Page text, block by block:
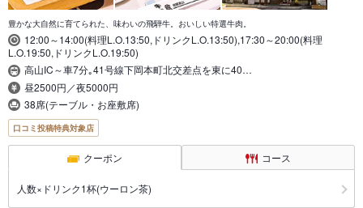
豊かな大自然に育てられた、味わいの飛騨牛。おいしい特選牛肉。
12:00～14:00(料理L.O.13:50,ドリンクL.O.13:50),17:30～20:00(料理
L.O.19:50,ドリンクL.O.19:50)
高山IC～車7分｡41号線下岡本町北交差点を東に40…
昼2500円／夜5000円
38席(テーブル・お座敷席)
口コミ投稿特典対象店
クーポン コース
人数×ドリンク1杯(ウーロン茶)